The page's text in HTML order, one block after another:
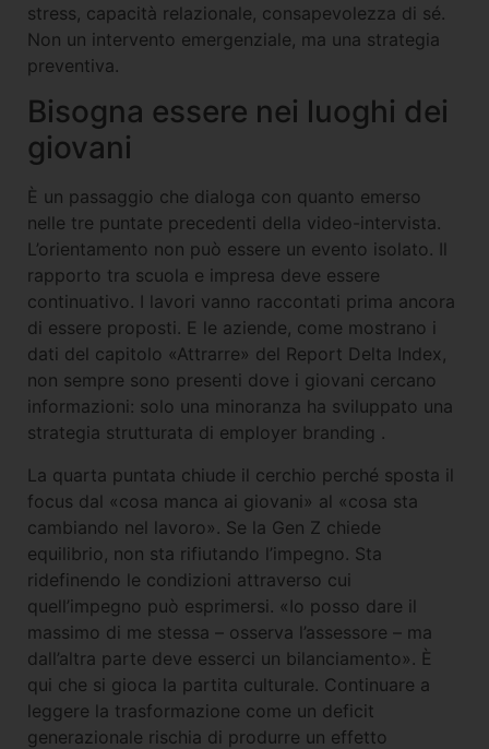
stress, capacità relazionale, consapevolezza di sé.
Non un intervento emergenziale, ma una strategia
preventiva.
Bisogna essere nei luoghi dei
giovani
È un passaggio che dialoga con quanto emerso
nelle tre puntate precedenti della video-intervista.
L’orientamento non può essere un evento isolato. Il
rapporto tra scuola e impresa deve essere
continuativo. I lavori vanno raccontati prima ancora
di essere proposti. E le aziende, come mostrano i
dati del capitolo «Attrarre» del Report Delta Index,
non sempre sono presenti dove i giovani cercano
informazioni: solo una minoranza ha sviluppato una
strategia strutturata di employer branding .
La quarta puntata chiude il cerchio perché sposta il
focus dal «cosa manca ai giovani» al «cosa sta
cambiando nel lavoro». Se la Gen Z chiede
equilibrio, non sta rifiutando l’impegno. Sta
ridefinendo le condizioni attraverso cui
quell’impegno può esprimersi. «Io posso dare il
massimo di me stessa – osserva l’assessore – ma
dall’altra parte deve esserci un bilanciamento». È
qui che si gioca la partita culturale. Continuare a
leggere la trasformazione come un deficit
generazionale rischia di produrre un effetto